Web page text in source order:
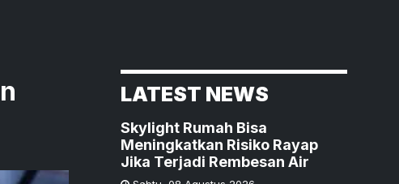
LATEST NEWS
Skylight Rumah Bisa
Meningkatkan Risiko Rayap
Jika Terjadi Rembesan Air